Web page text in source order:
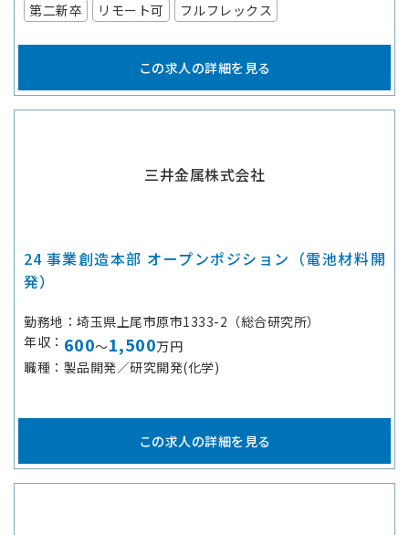
第二新卒 リモート可 フルフレックス
この求人の詳細を見る
三井金属株式会社
24 事業創造本部 オープンポジション（電池材料開
発）
勤務地
埼玉県上尾市原市1333-2（総合研究所）
年収
600～1,500万円
職種
製品開発／研究開発(化学)
この求人の詳細を見る